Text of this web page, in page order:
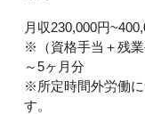
月収230,000円
※（資格手当＋残
～5ヶ月分
※所定時間外労働
す。